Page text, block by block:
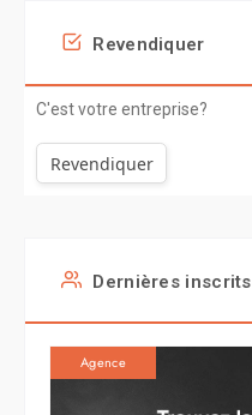
Revendiquer
C'est votre entreprise?
Revendiquer
Dernières inscrits
Agence